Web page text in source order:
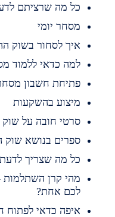
מה שרציתם לדעת על
יומי
לסחור בשוק ההון –
כדאי ללמוד מסחר
חשבון מסחר –
בהשקעות
חובה על שוק ההון
בנושא שוק ההון
מה שצריך לדעת על קרן
קרן השתלמות – ולמה
אחת?
כדאי לפתוח חשבון